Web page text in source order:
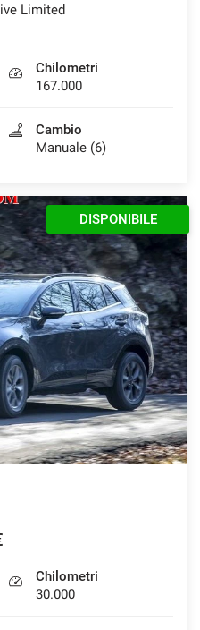
Limited
Chilometri
167.000
Cambio
Manuale (6)
DISPONIBILE
Chilometri
30.000